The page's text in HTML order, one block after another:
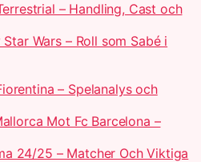
– Handling, Cast och
Wars – Roll som Sabé i
– Spelanalys och
Mot Fc Barcelona –
24/25 – Matcher Och Viktiga